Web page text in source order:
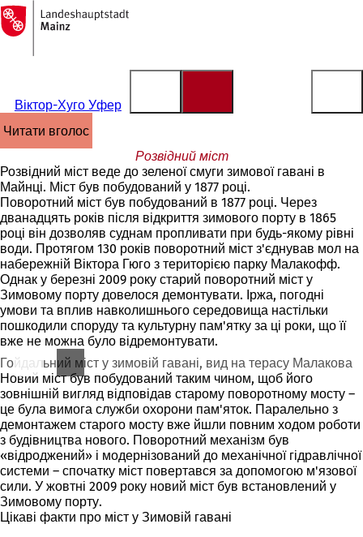
Перейти до змісту
На
головну
сторінку
Віктор-Хуго Уфер
читати вголос
Розвідний міст
Розвідний міст веде до зеленої смуги зимової гавані в
Майнці. Міст був побудований у 1877 році.
Поворотний міст був побудований в 1877 році. Через
дванадцять років після відкриття зимового порту в 1865
році він дозволяв суднам пропливати при будь-якому рівні
води. Протягом 130 років поворотний міст з'єднував мол на
набережній Віктора Гюго з територією парку Малакофф.
Однак у березні 2009 року старий поворотний міст у
Зимовому порту довелося демонтувати. Іржа, погодні
умови та вплив навколишнього середовища настільки
пошкодили споруду та культурну пам'ятку за ці роки, що її
вже не можна було відремонтувати.
Гойдальний міст у зимовій гавані, вид на терасу Малакова
Новий міст був побудований таким чином, щоб його
зовнішній вигляд відповідав старому поворотному мосту –
це була вимога служби охорони пам'яток. Паралельно з
демонтажем старого мосту вже йшли повним ходом роботи
з будівництва нового. Поворотний механізм був
«відроджений» і модернізований до механічної гідравлічної
системи – спочатку міст повертався за допомогою м'язової
сили. У жовтні 2009 року новий міст був встановлений у
Зимовому порту.
Цікаві факти про міст у Зимовій гавані